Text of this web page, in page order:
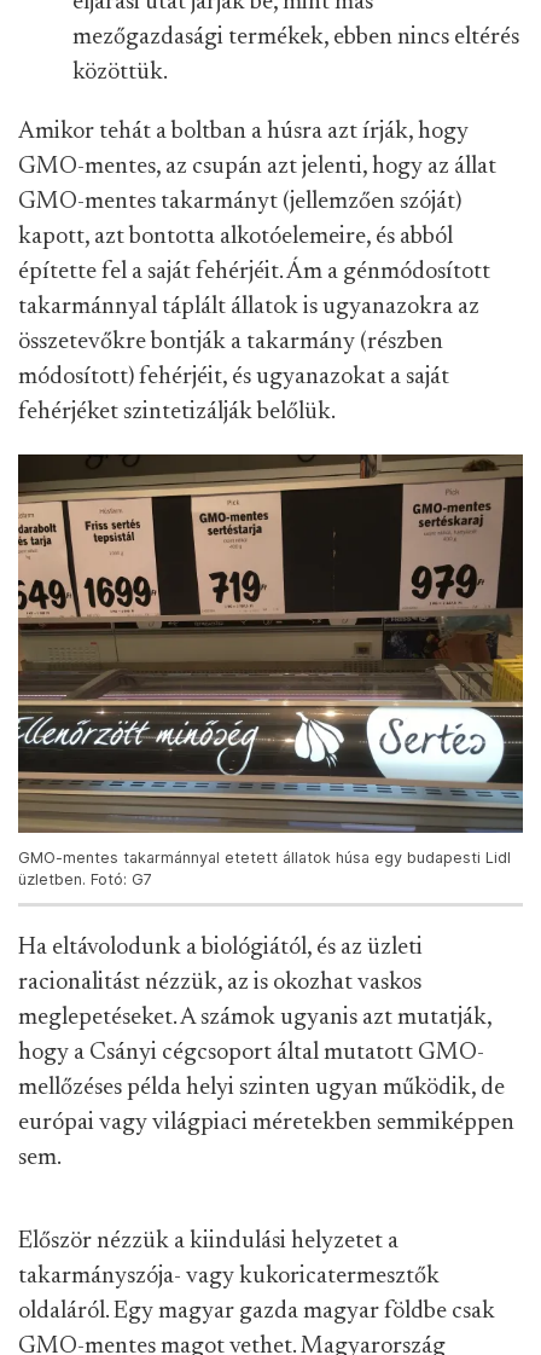
mezőgazdasági termékek, ebben nincs eltérés
közöttük.
Amikor tehát a boltban a húsra azt írják, hogy
GMO-mentes, az csupán azt jelenti, hogy az állat
GMO-mentes takarmányt (jellemzően szóját)
kapott, azt bontotta alkotóelemeire, és abból
építette fel a saját fehérjéit. Ám a génmódosított
takarmánnyal táplált állatok is ugyanazokra az
összetevőkre bontják a takarmány (részben
módosított) fehérjéit, és ugyanazokat a saját
fehérjéket szintetizálják belőlük.
GMO-mentes takarmánnyal etetett állatok húsa egy budapesti Lidl
üzletben. Fotó: G7
Ha eltávolodunk a biológiától, és az üzleti
racionalitást nézzük, az is okozhat vaskos
meglepetéseket. A számok ugyanis azt mutatják,
hogy a Csányi cégcsoport által mutatott GMO-
mellőzéses példa helyi szinten ugyan működik, de
európai vagy világpiaci méretekben semmiképpen
sem.
Először nézzük a kiindulási helyzetet a
takarmányszója- vagy kukoricatermesztők
oldaláról. Egy magyar gazda magyar földbe csak
GMO-mentes magot vethet. Magyarország